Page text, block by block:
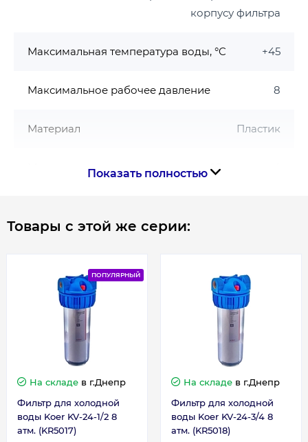
корпусу фильтра
Максимальная температура воды, °C +45
Максимальное рабочее давление 8
Материал Пластик
Минимальная температура воды, °C
Тип фильтра Колба
Страна бренда
Страна производства
Габариты, размеры, вес
Показать полностью
Товары с этой же серии:
ПОПУЛЯРНЫЙ
На складе в г.Днепр
Фильтр для холодной
воды Koer KV-24-1/2 8
атм. (KR5017)
На складе в г.Днепр
Фильтр для холодной
воды Koer KV-24-3/4 8
атм. (KR5018)